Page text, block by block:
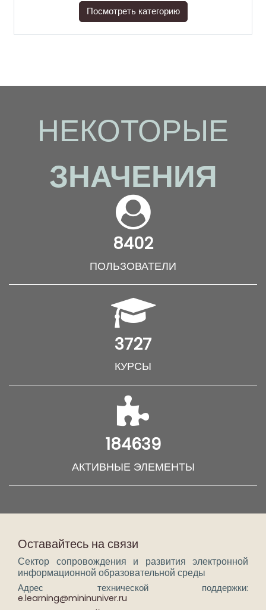
Посмотреть категорию
НЕКОТОРЫЕ
ЗНАЧЕНИЯ
8402
ПОЛЬЗОВАТЕЛИ
3727
КУРСЫ
184639
АКТИВНЫЕ ЭЛЕМЕНТЫ
Оставайтесь на связи
Сектор сопровождения и развития электронной
информационной образовательной среды
Адрес технической поддержки:
e.learning@mininuniver.ru